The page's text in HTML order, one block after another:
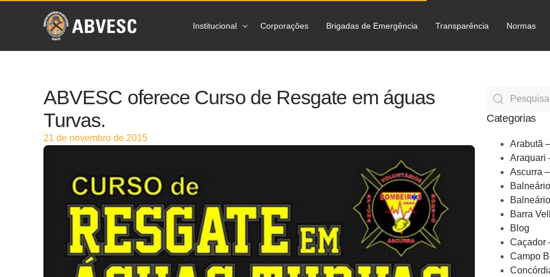
Institucional
Ações
Corporações Brigadas de Emergência Transparência Normas
ABVESC oferece Curso de Resgate em águas
Turvas.
21 de novembro de 2015
Categorias
Arabutã
Araquari
Ascurra
Barra
Blog
Campo